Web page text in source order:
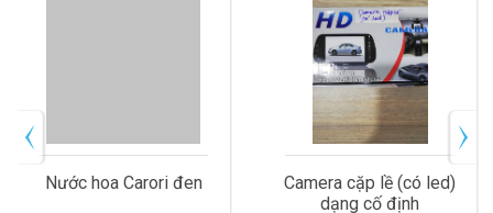
Camera cặp lề (có led)
NỆM HƠI VẢI